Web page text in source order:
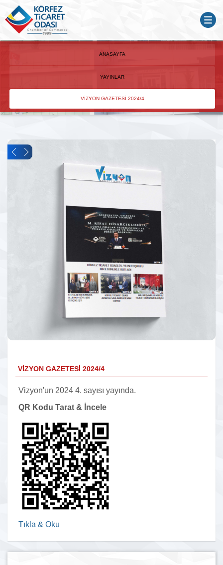
ANASAYFA
YAYINLAR
VİZYON GAZETESİ 2024/4
VİZYON GAZETESİ 2024/4
Vizyon'un 2024 4. sayısı yayında.
QR Kodu Tarat & İncele
Tıkla & Oku